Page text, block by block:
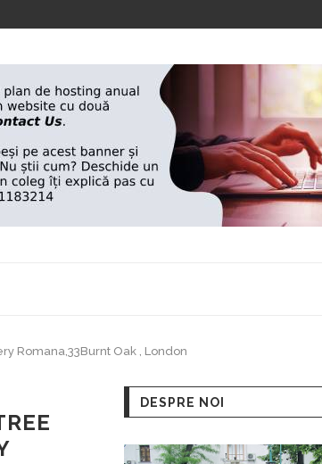
PICTURĂ A IONELEI FLOOD...PREMIILE FUNDAȚIEI
Romana,33Burnt Oak , London
DESPRE NOI